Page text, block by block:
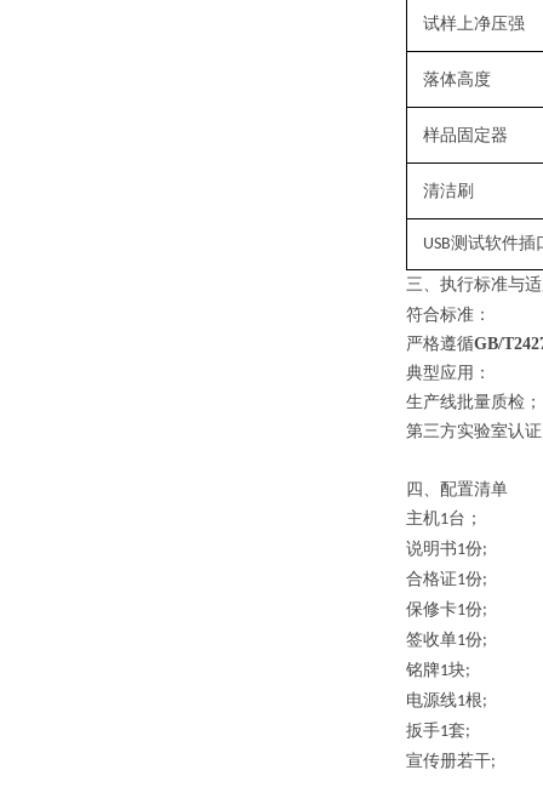
试样上净压强
落体高度
样品固定器
清洁刷
USB测试软件插
三、 执行标准与
符合标准：
严格遵循GB/
典型应用：
生产线批量质检；
第三方实验室认
四、配置清单
主机1台；
说明书1份;
合格证1份;
保修卡1份;
签收单1份;
铭牌1块;
电源线1根;
扳手1套;
宣传册若干;